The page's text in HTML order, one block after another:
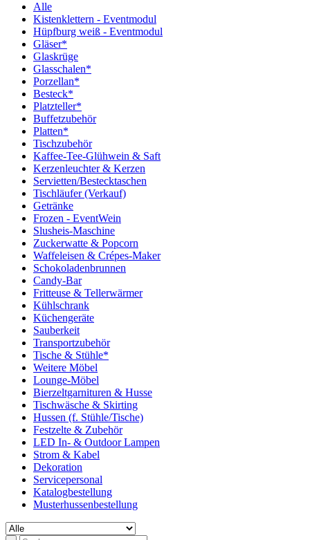
Alle
Kistenklettern - Eventmodul
Hüpfburg weiß - Eventmodul
Gläser*
Glaskrüge
Glasschalen*
Porzellan*
Besteck*
Platzteller*
Buffetzubehör
Platten*
Tischzubehör
Kaffee-Tee-Glühwein & Saft
Kerzenleuchter & Kerzen
Servietten/Bestecktaschen
Tischläufer (Verkauf)
Getränke
Frozen - EventWein
Slusheis-Maschine
Zuckerwatte & Popcorn
Waffeleisen & Crépes-Maker
Schokoladenbrunnen
Candy-Bar
Fritteuse & Tellerwärmer
Kühlschrank
Küchengeräte
Sauberkeit
Transportzubehör
Tische & Stühle*
Weitere Möbel
Lounge-Möbel
Bierzeltgarnituren & Husse
Tischwäsche & Skirting
Hussen (f. Stühle/Tische)
Festzelte & Zubehör
LED In- & Outdoor Lampen
Strom & Kabel
Dekoration
Servicepersonal
Katalogbestellung
Musterhussenbestellung